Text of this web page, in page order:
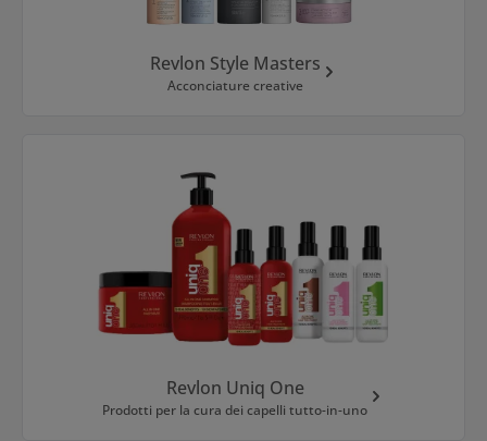
Revlon Style Masters
Acconciature creative
Revlon Uniq One
Prodotti per la cura dei capelli tutto-in-uno